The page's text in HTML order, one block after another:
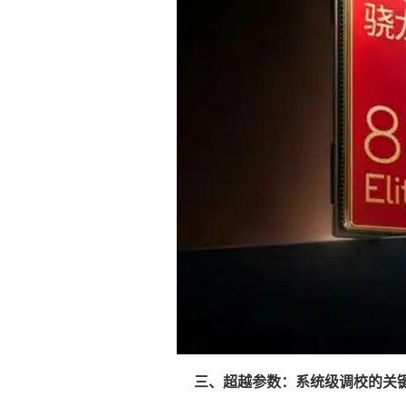
三、超越参数：系统级调校的关